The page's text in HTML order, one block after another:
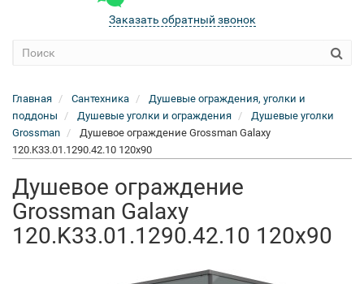
Заказать обратный звонок
Главная Сантехника
Душевые ограждения, уголки и
поддоны
Душевые уголки и ограждения
Душевые уголки
Grossman
Душевое ограждение Grossman Galaxy
120.K33.01.1290.42.10 120x90
Душевое ограждение
Grossman Galaxy
120.K33.01.1290.42.10 120x90